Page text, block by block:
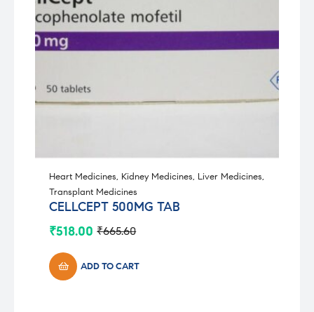
Heart Medicines, Kidney Medicines, Liver Medicines,
Transplant Medicines
CELLCEPT 500MG TAB
₹665.60
Original
was:
₹665.60.
₹518.00
Current
is:
₹518.00.ADD TO CART